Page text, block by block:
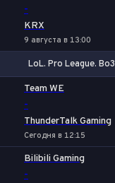
-
KRX
9 августа в 13:00
LoL. Pro League. Bo3
Team WE
-
ThunderTalk Gaming
Сегодня в 12:15
Bilibili Gaming
-